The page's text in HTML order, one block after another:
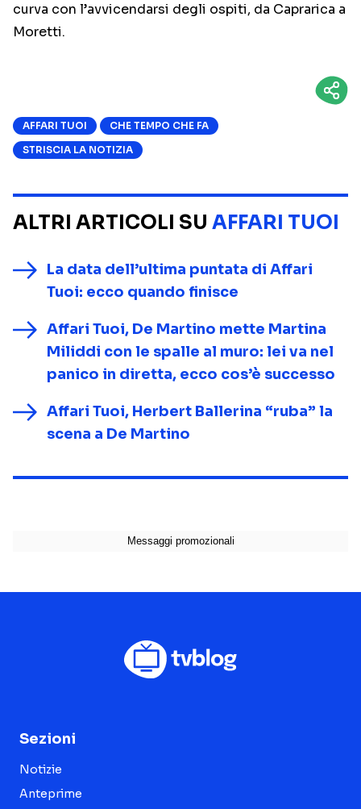
curva con l’avvicendarsi degli ospiti, da Caprarica a
Moretti.
AFFARI TUOI
CHE TEMPO CHE FA
STRISCIA LA NOTIZIA
ALTRI ARTICOLI SU AFFARI TUOI
La data dell’ultima puntata di Affari
Tuoi: ecco quando finisce
Affari Tuoi, De Martino mette Martina
Miliddi con le spalle al muro: lei va nel
panico in diretta, ecco cos’è successo
Affari Tuoi, Herbert Ballerina “ruba” la
scena a De Martino
Sezioni
Notizie
Anteprime